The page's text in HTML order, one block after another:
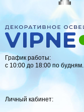
График работы:
с 10:00 до 18:00 по будням.
Личный кабинет: